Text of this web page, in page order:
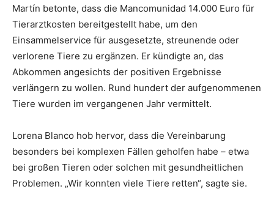
Martín betonte, dass die Mancomunidad 14.000 Euro für
Tierarztkosten bereitgestellt habe, um den
Einsammelservice für ausgesetzte, streunende oder
verlorene Tiere zu ergänzen. Er kündigte an, das
Abkommen angesichts der positiven Ergebnisse
verlängern zu wollen. Rund hundert der aufgenommenen
Tiere wurden im vergangenen Jahr vermittelt.
Lorena Blanco hob hervor, dass die Vereinbarung
besonders bei komplexen Fällen geholfen habe – etwa
bei großen Tieren oder solchen mit gesundheitlichen
Problemen. „Wir konnten viele Tiere retten“, sagte sie.